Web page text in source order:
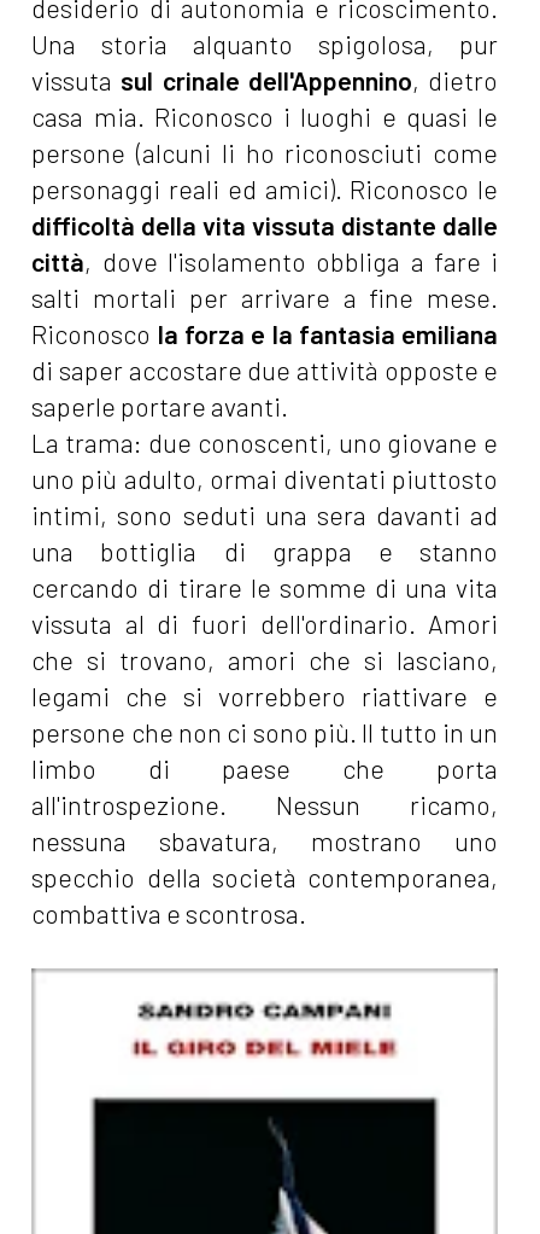
desiderio di autonomia e ric­oscimento.
Una storia alquanto spigolosa, pur
vissuta sul crinale dell'Appennino, dietro
casa mia. Riconosco i luoghi e quasi le
persone (alcuni li ho riconosciuti come
personaggi reali ed amici). Riconosco le
difficoltà della vita vissuta distante dalle
città, dove l'isolamento obbliga a fare i
salti mortali per arrivare a fine mese.
Riconosco la forza e la fantasia emiliana
di saper accostare due attività opposte e
saperle portare avanti.
La trama: due conoscenti, uno giovane e
uno più adulto, ormai diventati piuttosto
intimi, sono seduti una sera davanti ad
una bottiglia di grappa e stanno
cercando di tirare le somme di una vita
vissuta al di fuori dell'ordinario. Amori
che si trovano, amori che si lasciano,
legami che si vorrebbero riattivare e
persone che non ci sono più. Il tutto in un
limbo di paese che porta
all'introspezione. Nessun ricamo,
nessuna sbavatura, mostrano uno
specchio della società contemporanea,
combattiva e scontrosa.